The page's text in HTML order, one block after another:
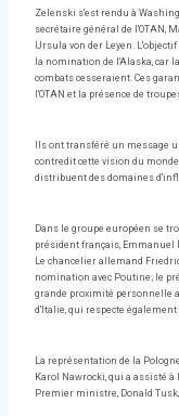
Zelenski s'est rendu à
secrétaire général de l'OTAN,
Ursula von der Leyen.
la nomination de l'Alaska, car
combats cesseraient. Ces
l'OTAN et la présence de
Ils ont transféré un message
contredit cette vision du
distribuent des domaines
Dans le groupe européen se
président français, Emmanuel
Le chancelier allemand
nomination avec Poutine; le
grande proximité personnelle
d'Italie, qui respecte
La représentation de la
Karol Nawrocki, qui a assisté
Premier ministre, Donald